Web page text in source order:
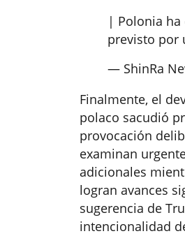
| Polonia
previsto por
— ShinRa
Finalmente, el
polaco sacudió
provocación
examinan
adicionales
logran avances
sugerencia de
intencionalidad